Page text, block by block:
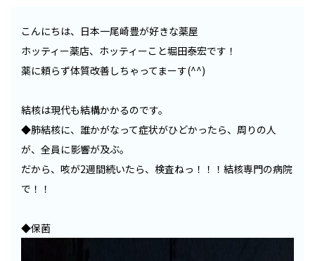
こんにちは、日本一尾崎豊が好きな薬屋
ホッティー薬店、ホッティーこと堀田泰宏です！
薬に頼らず体質改善しちゃってまーす(^^)
結核は現代も結構かかるのです。
◆肺結核に、誰かがなって症状がひどかったら、周りの人
が、全員に影響が及ぶ。
だから、咳が2週間続いたら、検査ねっ！！！結核専門の病院
で！！
◆保菌